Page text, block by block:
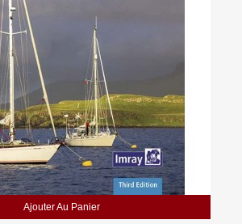
Ajouter Au Panier